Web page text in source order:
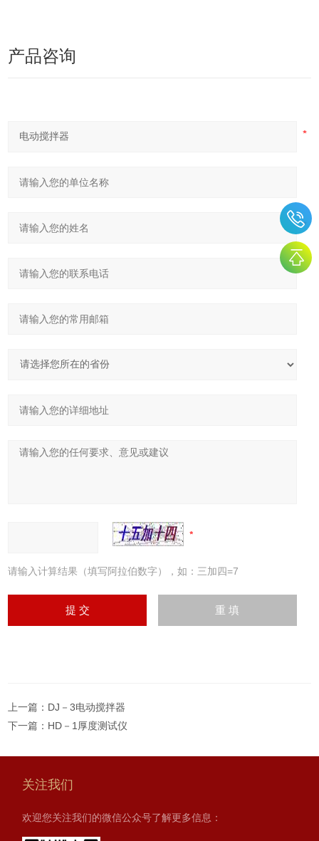
产品咨询
请输入计算结果（填写阿拉伯数字），如：三加四=7
上一篇： DJ－3电动搅拌器
下一篇： HD－1厚度测试仪
关注我们
欢迎您关注我们的微信公众号了解更多信息：